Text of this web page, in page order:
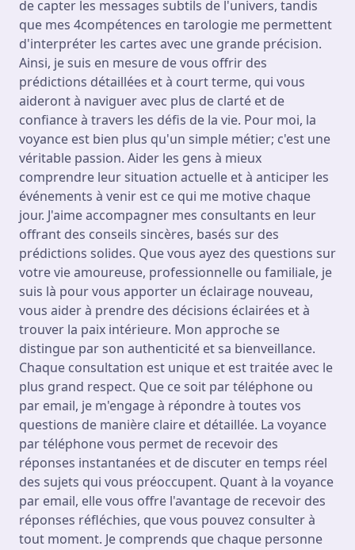
de capter les messages subtils de l'univers, tandis
que mes 4compétences en tarologie me permettent
d'interpréter les cartes avec une grande précision.
Ainsi, je suis en mesure de vous offrir des
prédictions détaillées et à court terme, qui vous
aideront à naviguer avec plus de clarté et de
confiance à travers les défis de la vie. Pour moi, la
voyance est bien plus qu'un simple métier; c'est une
véritable passion. Aider les gens à mieux
comprendre leur situation actuelle et à anticiper les
événements à venir est ce qui me motive chaque
jour. J'aime accompagner mes consultants en leur
offrant des conseils sincères, basés sur des
prédictions solides. Que vous ayez des questions sur
votre vie amoureuse, professionnelle ou familiale, je
suis là pour vous apporter un éclairage nouveau,
vous aider à prendre des décisions éclairées et à
trouver la paix intérieure. Mon approche se
distingue par son authenticité et sa bienveillance.
Chaque consultation est unique et est traitée avec le
plus grand respect. Que ce soit par téléphone ou
par email, je m'engage à répondre à toutes vos
questions de manière claire et détaillée. La voyance
par téléphone vous permet de recevoir des
réponses instantanées et de discuter en temps réel
des sujets qui vous préoccupent. Quant à la voyance
par email, elle vous offre l'avantage de recevoir des
réponses réfléchies, que vous pouvez consulter à
tout moment. Je comprends que chaque personne